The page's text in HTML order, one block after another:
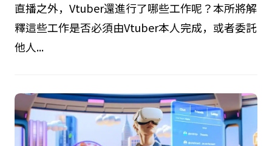
直播之外，Vtuber還進行了哪些工作呢？本所將解
釋這些工作是否必須由Vtuber本人完成，或者委託
他人...